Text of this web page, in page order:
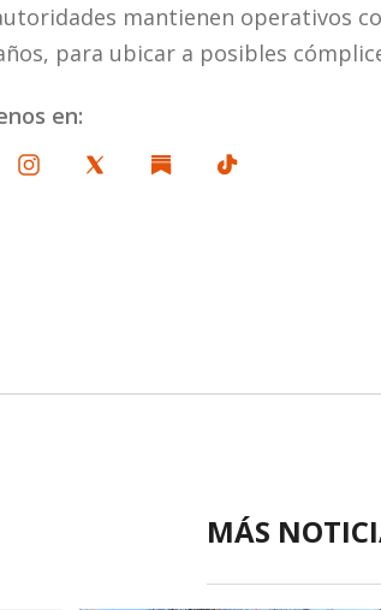
mantienen operativos
para ubicar a posibles
en:
MÁS